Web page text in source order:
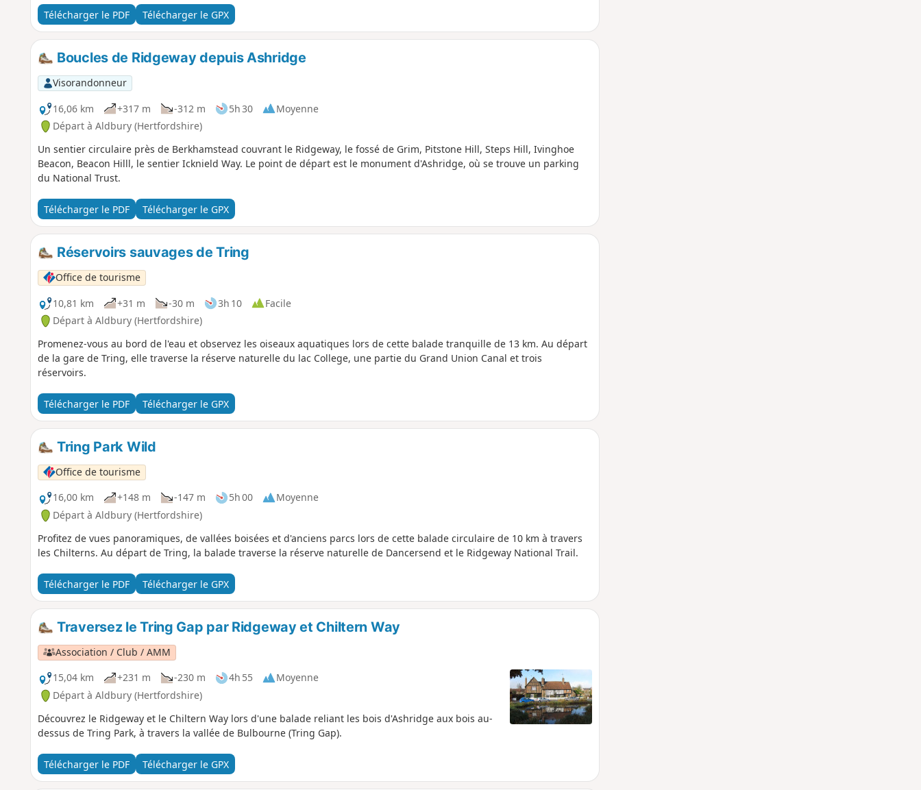
Télécharger le PDF Télécharger le GPX
Boucles de Ridgeway depuis Ashridge
Visorandonneur
16,06 km
+317 m -312 m 5h 30
Moyenne
Départ à Aldbury (Hertfordshire)
Un sentier circulaire près de Berkhamstead couvrant le Ridgeway, le fossé de Grim, Pitstone Hill, Steps Hill, Ivinghoe
Beacon, Beacon Hilll, le sentier Icknield Way. Le point de départ est le monument d'Ashridge, où se trouve un parking
du National Trust.
Télécharger le PDF Télécharger le GPX
Réservoirs sauvages de Tring
Office de tourisme
10,81 km
+31 m -30 m 3h 10
Facile
Départ à Aldbury (Hertfordshire)
Promenez-vous au bord de l'eau et observez les oiseaux aquatiques lors de cette balade tranquille de 13 km. Au départ
de la gare de Tring, elle traverse la réserve naturelle du lac College, une partie du Grand Union Canal et trois
réservoirs.
Télécharger le PDF Télécharger le GPX
Tring Park Wild
Office de tourisme
16,00 km
+148 m -147 m 5h 00
Moyenne
Départ à Aldbury (Hertfordshire)
Profitez de vues panoramiques, de vallées boisées et d'anciens parcs lors de cette balade circulaire de 10 km à travers
les Chilterns. Au départ de Tring, la balade traverse la réserve naturelle de Dancersend et le Ridgeway National Trail.
Télécharger le PDF Télécharger le GPX
Traversez le Tring Gap par Ridgeway et Chiltern Way
Association / Club / AMM
15,04 km
+231 m -230 m 4h 55
Moyenne
Départ à Aldbury (Hertfordshire)
Découvrez le Ridgeway et le Chiltern Way lors d'une balade reliant les bois d'Ashridge aux bois au-
dessus de Tring Park, à travers la vallée de Bulbourne (Tring Gap).
Télécharger le PDF Télécharger le GPX